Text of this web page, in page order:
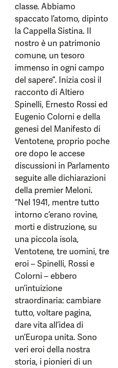
classe. Abbiamo
spaccato l’atomo, dipinto
la Cappella Sistina. Il
nostro è un patrimonio
comune, un tesoro
immenso in ogni campo
del sapere”. Inizia così il
racconto di Altiero
Spinelli, Ernesto Rossi ed
Eugenio Colorni e della
genesi del Manifesto di
Ventotene, proprio poche
ore dopo le accese
discussioni in Parlamento
seguite alle dichiarazioni
della premier Meloni.
“Nel 1941, mentre tutto
intorno c’erano rovine,
morti e distruzione, su
una piccola isola,
Ventotene, tre uomini, tre
eroi – Spinelli, Rossi e
Colorni – ebbero
un’intuizione
straordinaria: cambiare
tutto, voltare pagina,
dare vita all’idea di
un’Europa unita. Sono
veri eroi della nostra
storia, i pionieri di un